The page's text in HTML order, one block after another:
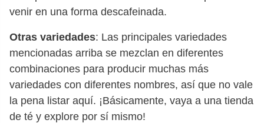
venir en una forma descafeinada.
Otras variedades: Las principales variedades
mencionadas arriba se mezclan en diferentes
combinaciones para producir muchas más
variedades con diferentes nombres, así que no vale
la pena listar aquí. ¡Básicamente, vaya a una tienda
de té y explore por sí mismo!